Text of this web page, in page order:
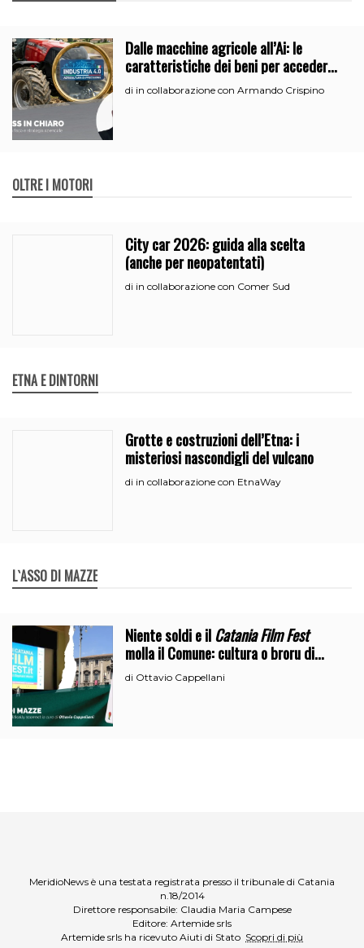
Dalle macchine agricole all’Ai: le
caratteristiche dei beni per accedere
all’iperammortamento
di in collaborazione con Armando Crispino
OLTRE I MOTORI
City car 2026: guida alla scelta
(anche per neopatentati)
di in collaborazione con Comer Sud
ETNA E DINTORNI
Grotte e costruzioni dell’Etna: i
misteriosi nascondigli del vulcano
di in collaborazione con EtnaWay
L`ASSO DI MAZZE
Niente soldi e ilCatania Film Fest
molla il Comune: cultura o broru di
ciciri?
di Ottavio Cappellani
MeridioNews è una testata registrata presso il tribunale di Catania
n.18/2014
Direttore responsabile: Claudia Maria Campese
Editore: Artemide srls
Artemide srls ha ricevuto Aiuti di Stato Scopri di più